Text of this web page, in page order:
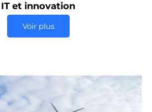
IT et innovation
Voir plus